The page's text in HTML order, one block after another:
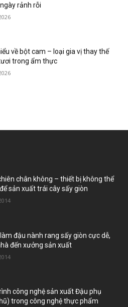
rảnh rỗi
về bột cam – loại gia vị thay thế
trong ẩm thực
chân không – thiết bị không thể
sản xuất trái cây sấy giòn
đậu nành rang sấy giòn cực dễ,
đến xưởng sản xuất
công nghệ sản xuất Đậu phụ
trong công nghệ thực phẩm